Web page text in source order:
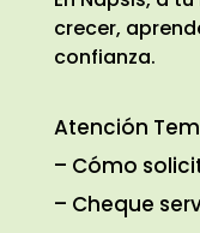
crecer,
confianza.
Atención
– Cómo
– Cheque